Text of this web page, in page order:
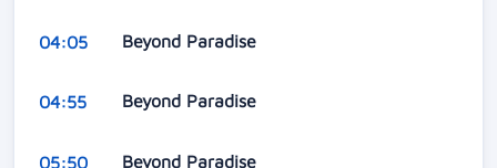
04:05 Beyond Paradise
04:55 Beyond Paradise
05:50 Beyond Paradise